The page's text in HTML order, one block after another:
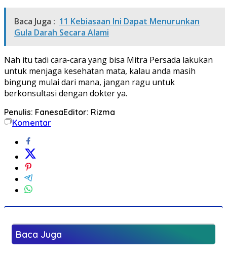
Baca Juga : 11 Kebiasaan Ini Dapat Menurunkan
Gula Darah Secara Alami
Nah itu tadi cara-cara yang bisa Mitra Persada lakukan
untuk menjaga kesehatan mata, kalau anda masih
bingung mulai dari mana, jangan ragu untuk
berkonsultasi dengan dokter ya.
Penulis: FanesaEditor: Rizma
Komentar
Baca Juga